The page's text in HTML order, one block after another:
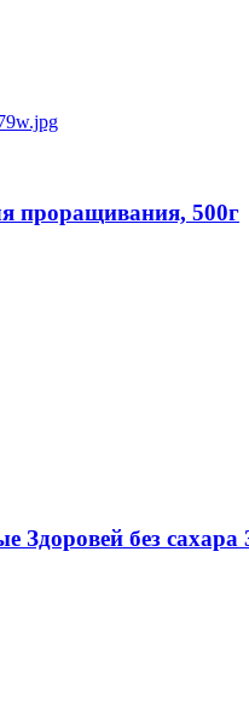
проращивания, 500г
Здоровей без сахара